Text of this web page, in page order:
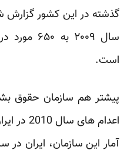
است.
پیشتر هم سازمان حقوق
اعدام